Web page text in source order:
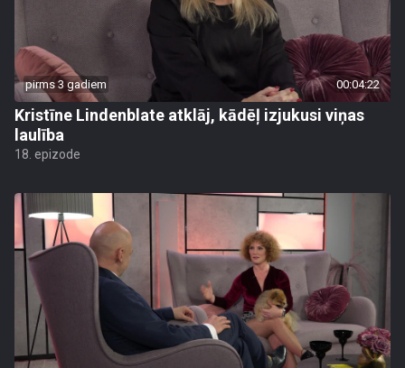
pirms 3 gadiem 00:04:22
Kristīne Lindenblate atklāj, kādēļ izjukusi viņas
laulība
18. epizode